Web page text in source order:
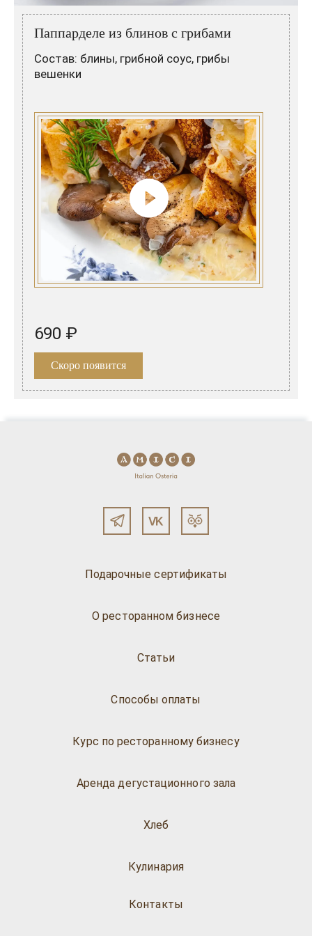
Итальянские вина
Французские вина
Граппа
Водка
Пиво
Паппарделе из блинов с грибами
Состав: блины, грибной соус, грибы
вешенки
690 ₽
Скоро появится
Подарочные сертификаты
О ресторанном бизнесе
Статьи
Способы оплаты
Курс по ресторанному бизнесу
Аренда дегустационного зала
Хлеб
Кулинария
Контакты